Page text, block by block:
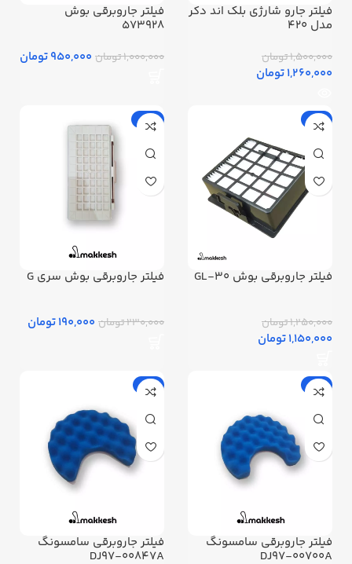
فیلتر جارو شارژی بلک اند دکر
مدل 420
1,500,000 تومان
1,260,000 تومان
فیلتر جاروبرقی بوش
573928
1,000,000 تومان 950,000 تومان
-8%
فیلتر جاروبرقی بوش GL-30
1,250,000 تومان
1,150,000 تومان
-17%
فیلتر جاروبرقی بوش سری G
230,000 تومان 190,000 تومان
-8%
فیلتر جاروبرقی سامسونگ
DJ97-00700A
-8%
فیلتر جاروبرقی سامسونگ
DJ97-00847A